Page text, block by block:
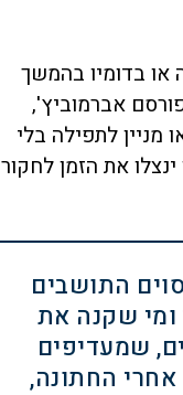
בדומיו בהמשך
אברמוביץ',
מניין לתפילה בלי
את הזמן לחקור
התושבים
ומי שקנה את
שמעדיפים
החתונה,